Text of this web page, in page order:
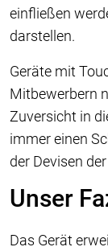
einfließen
darstellen.
Geräte mit
Mitbewerbern
Zuversicht in
immer einen
der Devisen
Unser
Das Gerät